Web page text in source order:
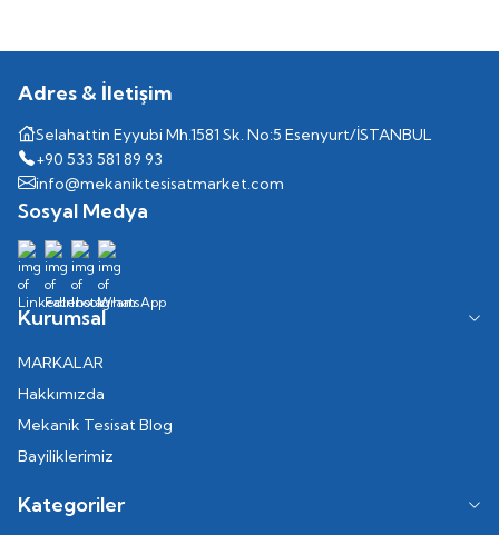
Adres & İletişim
Selahattin Eyyubi Mh.1581 Sk. No:5 Esenyurt/İSTANBUL
+90 533 581 89 93
info@mekaniktesisatmarket.com
Sosyal Medya
Kurumsal
MARKALAR
Hakkımızda
Mekanik Tesisat Blog
Bayiliklerimiz
Kategoriler